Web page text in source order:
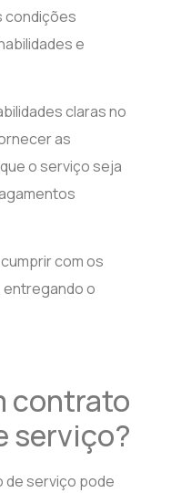
condições
e
claras no
as
o serviço seja
com os
entregando o
contrato
serviço?
de serviço pode